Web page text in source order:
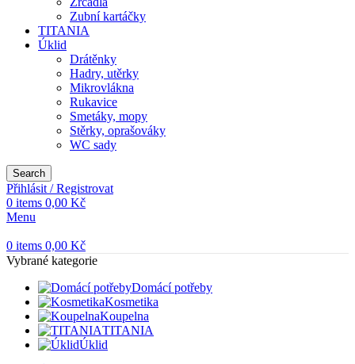
Zubní kartáčky
TITANIA
Úklid
Drátěnky
Hadry, utěrky
Mikrovlákna
Rukavice
Smetáky, mopy
Stěrky, oprašováky
WC sady
Search
Přihlásit / Registrovat
0 items 0,00 Kč
Menu
0 items 0,00 Kč
Vybrané kategorie
Domácí potřeby
Kosmetika
Koupelna
TITANIA
Úklid